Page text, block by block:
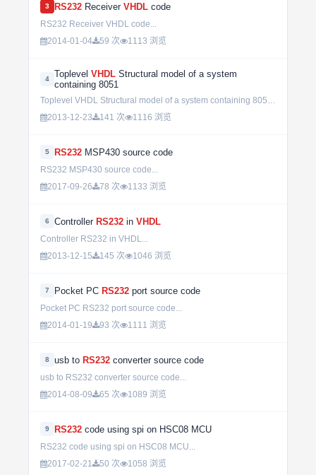
3 RS232 Receiver VHDL code
RS232 Receiver VHDL code...
2014-01-04
59 次 1113 浏览
4 Toplevel VHDL Structural model of a system
containing 8051
Toplevel VHDL Structural model of a system containing 8051...
2013-12-23
141 次 1116 浏览
5 RS232 MSP430 source code
RS232 MSP430 source code...
2017-09-26
78 次 1133 浏览
6 Controller RS232 in VHDL
Controller RS232 in VHDL...
2013-12-15
145 次 1046 浏览
7 Pocket PC RS232 port source code
Pocket PC RS232 port source code...
2014-01-19
93 次 1111 浏览
8 usb to RS232 converter source code
usb to RS232 converter source code...
2014-08-09
65 次 1089 浏览
9 RS232 code using spi on HSC08 MCU
RS232 code using spi on HSC08 MCU...
2017-02-21
50 次 1058 浏览